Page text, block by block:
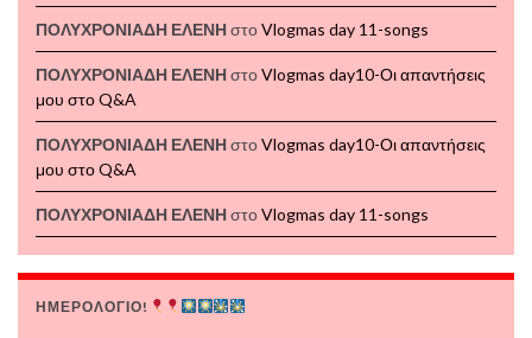
ΠΟΛΥΧΡΟΝΙΑΔΗ ΕΛΕΝΗστοVlogmas day 11-songs
ΠΟΛΥΧΡΟΝΙΑΔΗ ΕΛΕΝΗστοVlogmas day10-Οι απαντήσεις
μου στο Q&A
ΠΟΛΥΧΡΟΝΙΑΔΗ ΕΛΕΝΗστοVlogmas day10-Οι απαντήσεις
μου στο Q&A
ΠΟΛΥΧΡΟΝΙΑΔΗ ΕΛΕΝΗστοVlogmas day 11-songs
ΗΜΕΡΟΛΟΓΙΟ!